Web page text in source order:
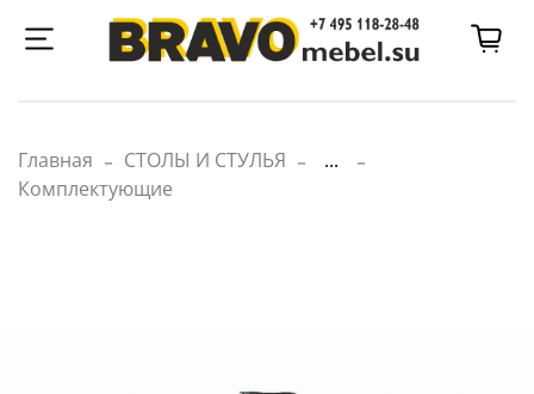
Главная СТОЛЫ И СТУЛЬЯ
...
Комплектующие